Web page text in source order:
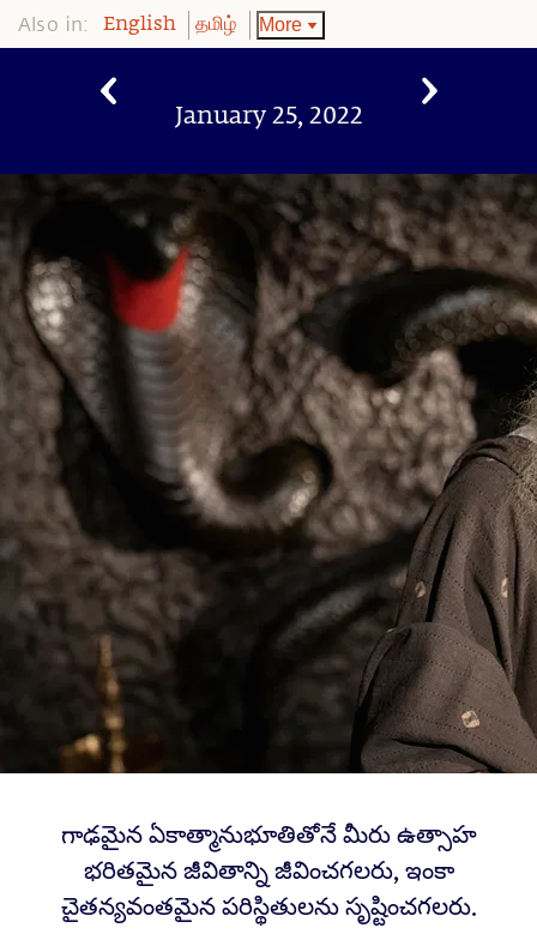
Also in: English தமிழ் More
January 25, 2022
గాఢమైన ఏకాత్మానుభూతితోనే మీరు ఉత్సాహ
భరితమైన జీవితాన్ని జీవించగలరు, ఇంకా
చైతన్యవంతమైన పరిస్థితులను సృష్టించగలరు.